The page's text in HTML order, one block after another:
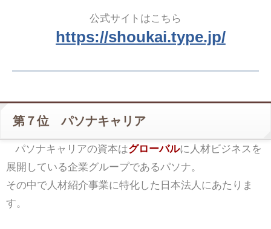
公式サイトはこちら
https://shoukai.type.jp/
第７位 パソナキャリア
パソナキャリアの資本はグローバルに人材ビジネスを
展開している企業グループであるパソナ。
その中で人材紹介事業に特化した日本法人にあたりま
す。